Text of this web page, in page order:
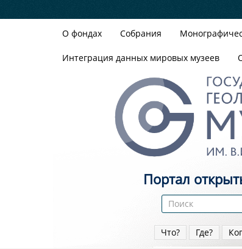
О фондах Собрания
Интеграция данных мировых музеев
Портал
Что? Где?